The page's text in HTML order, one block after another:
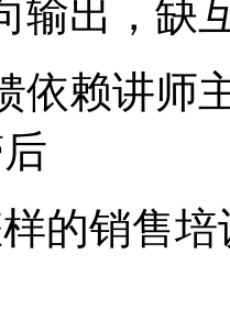
输出，
馈依赖讲师
后
样的销售